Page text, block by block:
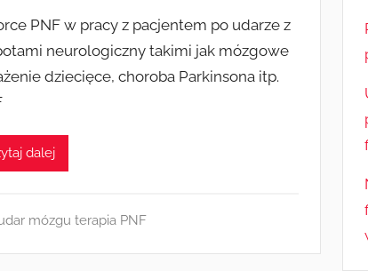
z
e
z
PNF w pracy z pacjentem po udarze z
neurologiczny takimi jak mózgowe
dziecięce, choroba Parkinsona itp.
dalej
mózgu terapia PNF